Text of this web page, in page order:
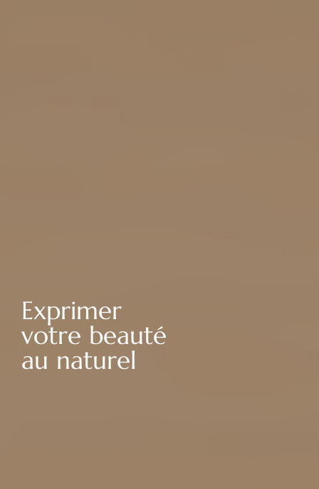
Exprimer
votre beauté
au naturel